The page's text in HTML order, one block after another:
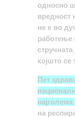
односно
вредност
не е во
работење
којшто се
Пет
на